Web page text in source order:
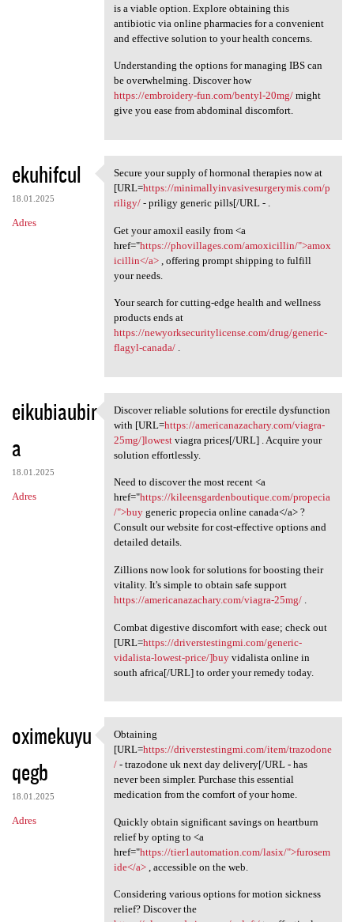
is a viable option. Explore obtaining this
antibiotic via online pharmacies for a convenient
and effective solution to your health concerns.
Understanding the options for managing IBS can
be overwhelming. Discover how
https://embroidery-fun.com/bentyl-20mg/might
give you ease from abdominal discomfort.
ekuhifcul
18.01.2025
Adres
Secure your supply of
Secure your supply of hormonal therapies now at
[URL=https://minimallyinvasivesurgerymis.com/p
riligy/- priligy generic pills[/URL - .
Get your amoxil easily from <a
href="https://phovillages.com/amoxicillin/">amox
icillin</a>, offering prompt shipping to fulfill
your needs.
Your search for cutting-edge health and wellness
products ends at
https://newyorksecuritylicense.com/drug/generic-
flagyl-canada/.
eikubiaubir
a
18.01.2025
Adres
Discover reliable solutions
Discover reliable solutions for erectile dysfunction
with [URL=https://americanazachary.com/viagra-
25mg/]lowestviagra prices[/URL] . Acquire your
solution effortlessly.
Need to discover the most recent <a
href="https://kileensgardenboutique.com/propecia
/">buygeneric propecia online canada</a> ?
Consult our website for cost-effective options and
detailed details.
Zillions now look for solutions for boosting their
vitality. It's simple to obtain safe support
https://americanazachary.com/viagra-25mg/.
Combat digestive discomfort with ease; check out
[URL=https://driverstestingmi.com/generic-
vidalista-lowest-price/]buyvidalista online in
south africa[/URL] to order your remedy today.
oximekuyu
qegb
18.01.2025
Adres
Obtaining [URL=https:/
Obtaining
[URL=https://driverstestingmi.com/item/trazodone
/- trazodone uk next day delivery[/URL - has
never been simpler. Purchase this essential
medication from the comfort of your home.
Quickly obtain significant savings on heartburn
relief by opting to <a
href="https://tier1automation.com/lasix/">furosem
ide</a>, accessible on the web.
Considering various options for motion sickness
relief? Discover the